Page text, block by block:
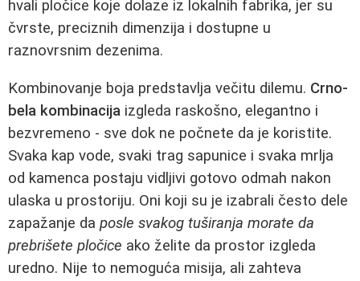
hvali pločice koje dolaze iz lokalnih fabrika, jer su
čvrste, preciznih dimenzija i dostupne u
raznovrsnim dezenima.
Kombinovanje boja predstavlja večitu dilemu. Crno-
bela kombinacija izgleda raskošno, elegantno i
bezvremeno - sve dok ne počnete da je koristite.
Svaka kap vode, svaki trag sapunice i svaka mrlja
od kamenca postaju vidljivi gotovo odmah nakon
ulaska u prostoriju. Oni koji su je izabrali često dele
zapažanje da posle svakog tuširanja morate da
prebrišete pločice ako želite da prostor izgleda
uredno. Nije to nemoguća misija, ali zahteva